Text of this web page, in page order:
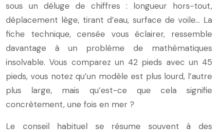
sous un déluge de chiffres : longueur hors-tout,
déplacement lège, tirant d’eau, surface de voile… La
fiche technique, censée vous éclairer, ressemble
davantage à un problème de mathématiques
insolvable. Vous comparez un 42 pieds avec un 45
pieds, vous notez qu’un modèle est plus lourd, l’autre
plus large, mais qu’est-ce que cela signifie
concrètement, une fois en mer ?
Le conseil habituel se résume souvent à des